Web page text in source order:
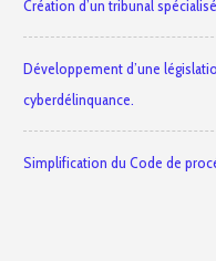
Création d’un tribunal
Développement d’une
cyberdélinquance.
Simplification du Code de